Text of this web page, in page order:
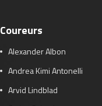
30 okt - 01 nov
zo 18:00 - 20:00
Coureurs
Alexander Albon
Andrea Kimi Antonelli
Arvid Lindblad